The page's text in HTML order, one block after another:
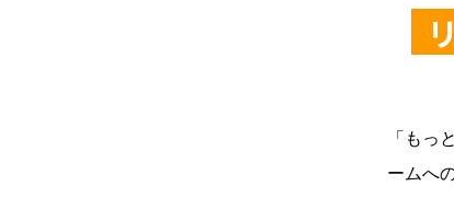
「もっ
ームへ